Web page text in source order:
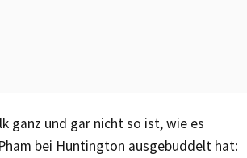
ganz und gar nicht so ist, wie es
bei Huntington ausgebuddelt hat: